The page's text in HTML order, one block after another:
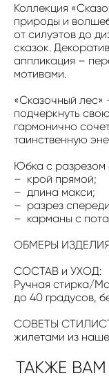
Коллекция
природы и
от силуэтов до
сказок.
аппликация –
мотивами.
«Сказочный
подчеркнуть
гармонично
таинственную
Юбка с разрезом
– крой прямой;
– длина макси;
– разрез
– карманы с
ОБМЕРЫ
СОСТАВ и УХОД:
Ручная стирка/
до 40 градусов,
СОВЕТЫ
жилетами из
ТАКЖЕ